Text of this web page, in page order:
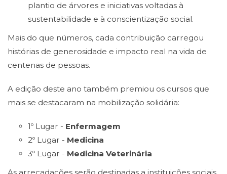
plantio de árvores e iniciativas voltadas à
sustentabilidade e à conscientização social.
Mais do que números, cada contribuição carregou
histórias de generosidade e impacto real na vida de
centenas de pessoas.
A edição deste ano também premiou os cursos que
mais se destacaram na mobilização solidária:
1º Lugar - Enfermagem
2º Lugar - Medicina
3º Lugar - Medicina Veterinária